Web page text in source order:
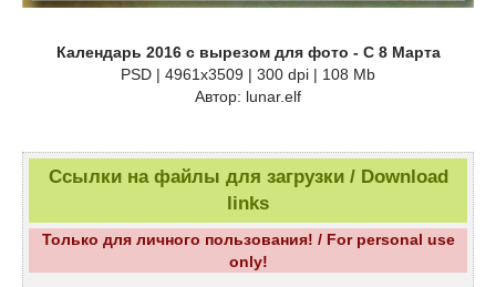
Календарь 2016 с вырезом для фото - С 8 Марта
PSD | 4961x3509 | 300 dpi | 108 Mb
Автор: lunar.elf
Ссылки на файлы для загрузки / Download
links
Только для личного пользования! / For personal use
only!